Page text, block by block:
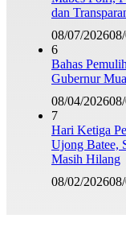
dan
08/07/2026
6
Bahas
Gubernur
08/04/2026
7
Hari Ketiga
Ujong Batee,
Masih Hilang
08/02/2026